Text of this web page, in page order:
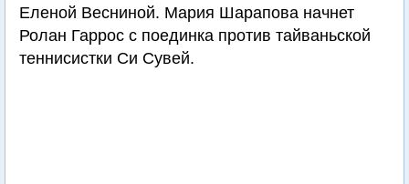
Еленой Весниной. Мария Шарапова начнет
Ролан Гаррос с поединка против тайваньской
теннисистки Си Сувей.